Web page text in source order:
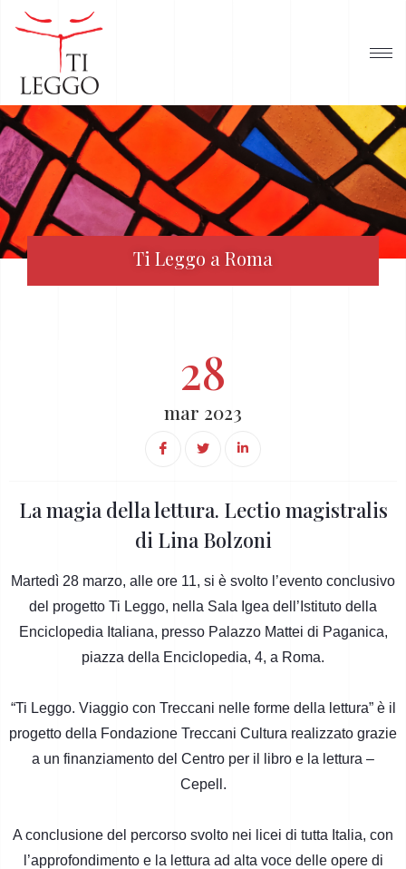
Ti Leggo a Roma
28
mar 2023
La magia della lettura. Lectio magistralis
di Lina Bolzoni
Martedì 28 marzo, alle ore 11, si è svolto l’evento conclusivo
del progetto Ti Leggo, nella Sala Igea dell’Istituto della
Enciclopedia Italiana, presso Palazzo Mattei di Paganica,
piazza della Enciclopedia, 4, a Roma.
“Ti Leggo. Viaggio con Treccani nelle forme della lettura” è il
progetto della Fondazione Treccani Cultura realizzato grazie
a un finanziamento del Centro per il libro e la lettura –
Cepell.
A conclusione del percorso svolto nei licei di tutta Italia, con
l’approfondimento e la lettura ad alta voce delle opere di